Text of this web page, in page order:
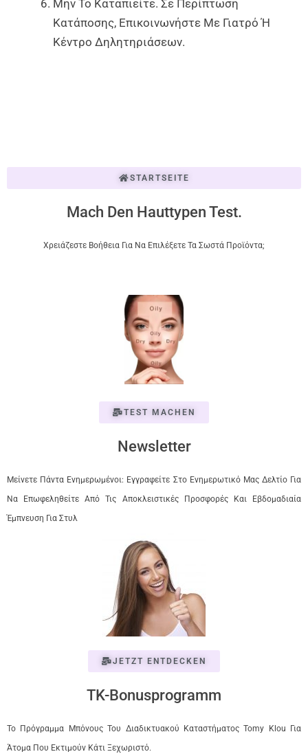
Μην Το Καταπιείτε. Σε Περίπτωση
Κατάποσης, Επικοινωνήστε Με Γιατρό Ή
Κέντρο Δηλητηριάσεων.
STARTSEITE
Mach Den Hauttypen Test.
Χρειάζεστε Βοήθεια Για Να Επιλέξετε Τα Σωστά Προϊόντα;
TEST MACHEN
Newsletter
Μείνετε Πάντα Ενημερωμένοι: Εγγραφείτε Στο Ενημερωτικό Μας Δελτίο Για
Να Επωφεληθείτε Από Τις Αποκλειστικές Προσφορές Και Εβδομαδιαία
Έμπνευση Για Στυλ
JETZT ENTDECKEN
TK-Bonusprogramm
Το Πρόγραμμα Μπόνους Του Διαδικτυακού Καταστήματος Tomy Klou Για
Άτομα Που Εκτιμούν Κάτι Ξεχωριστό.